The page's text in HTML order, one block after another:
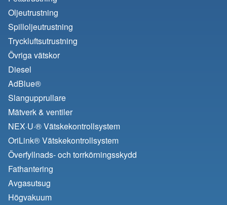
Oljeutrustning
Spilloljeutrustning
Tryckluftsutrustning
Övriga vätskor
Diesel
AdBlue®
Slangupprullare
Mätverk & ventiler
NEX·U·® Vätskekontrollsystem
OriLink® Vätskekontrollsystem
Överfyllnads- och torrkörningsskydd
Fathantering
Avgasutsug
Högvakuum